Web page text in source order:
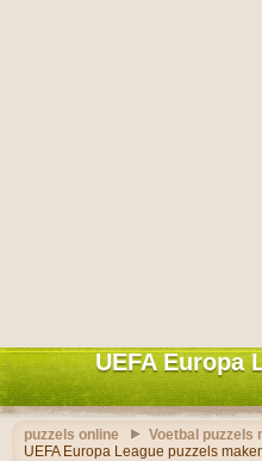
UEFA Europa
puzzels online
Voetbal puzzels
UEFA Europa League puzzels